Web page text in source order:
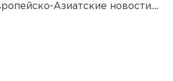
Азиатские новости....